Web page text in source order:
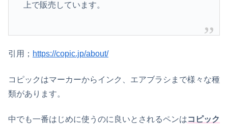
上で販売しています。
引用； https://copic.jp/about/
コピックはマーカーからインク、エアブラシまで様々な種
類があります。
中でも一番はじめに使うのに良いとされるペンはコピック